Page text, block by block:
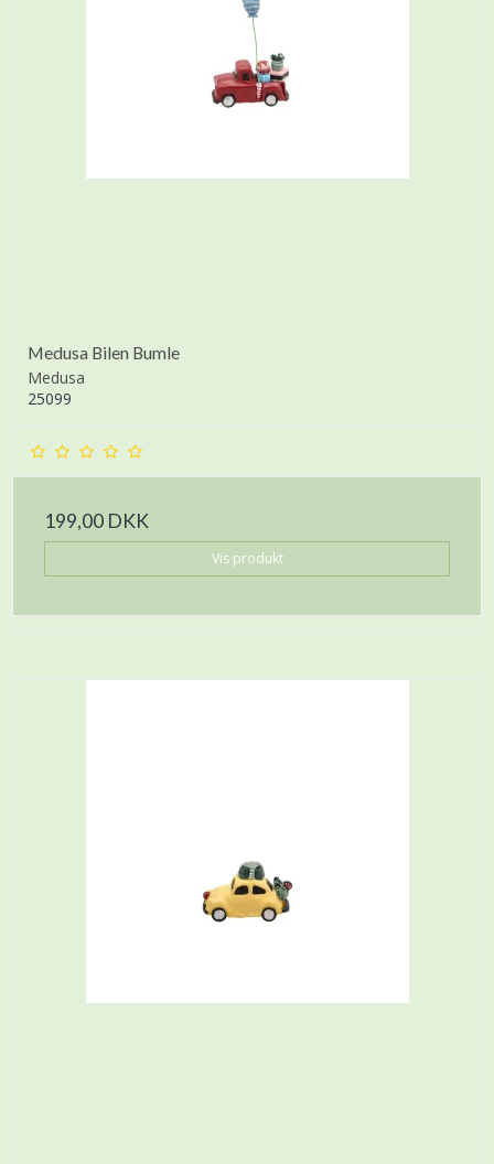
Medusa Bilen Bumle
Medusa
25099
199,00 DKK
Vis produkt